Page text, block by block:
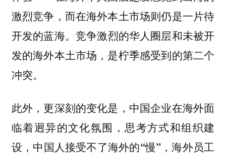
激烈竞争，而在海外本土市场则仍是一片待
开发的蓝海。竞争激烈的华人圈层和未被开
发的海外本土市场，是柠季感受到的第二个
冲突。
此外，更深刻的变化是，中国企业在海外面
临着迥异的文化氛围，思考方式和组织建
设， 中国人接受不了海外的“慢”，海外员工